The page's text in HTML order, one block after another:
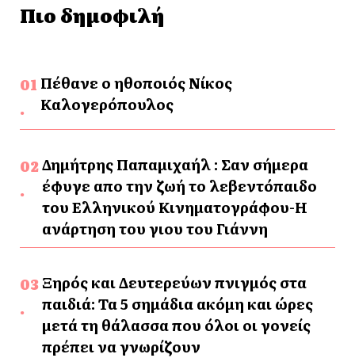
Πιο δημοφιλή
Πέθανε ο ηθοποιός Νίκος
Καλογερόπουλος
Δημήτρης Παπαμιχαήλ : Σαν σήμερα
έφυγε απο την ζωή το λεβεντόπαιδο
του Ελληνικού Κινηματογράφου-Η
ανάρτηση του γιου του Γιάννη
Ξηρός και Δευτερεύων πνιγμός στα
παιδιά: Τα 5 σημάδια ακόμη και ώρες
μετά τη θάλασσα που όλοι οι γονείς
πρέπει να γνωρίζουν